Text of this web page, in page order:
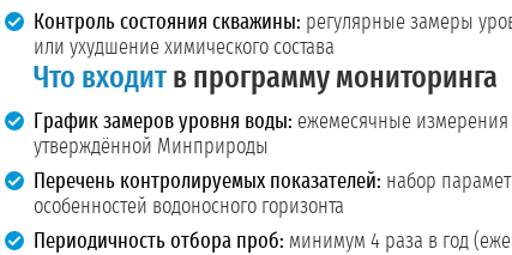
Контроль состояния скважины: регулярные замеры
или ухудшение химического состава
Что входит в программу мониторинга
График замеров уровня воды: ежемесячные измерения
утверждённой Минприроды
Перечень контролируемых показателей: набор
особенностей водоносного горизонта
Периодичность отбора проб: минимум 4 раза в год